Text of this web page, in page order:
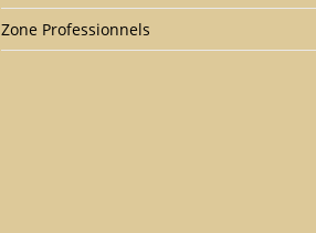
Zone Professionnels